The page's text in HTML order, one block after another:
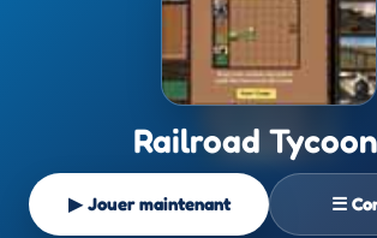
Railroad
▶ Jouer maintenant ☰